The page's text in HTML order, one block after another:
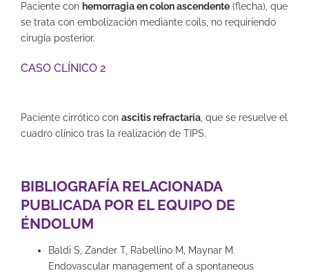
Paciente con hemorragia en colon ascendente (flecha), que
se trata con embolización mediante coils, no requiriendo
cirugía posterior.
CASO CLÍNICO 2
Paciente cirrótico con ascitis refractaria , que se resuelve el
cuadro clínico tras la realización de TIPS.
BIBLIOGRAFÍA RELACIONADA
PUBLICADA POR EL EQUIPO DE
ÉNDOLUM
Baldi S, Zander T, Rabellino M, Maynar M.
Endovascular management of a spontaneous